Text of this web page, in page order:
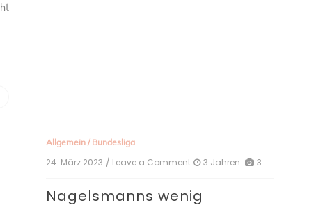
Allgemein / Bundesliga
24. März 2023 / Leave a Comment on
überraschendes
3 Jahren 3
Nagelsmanns wenig